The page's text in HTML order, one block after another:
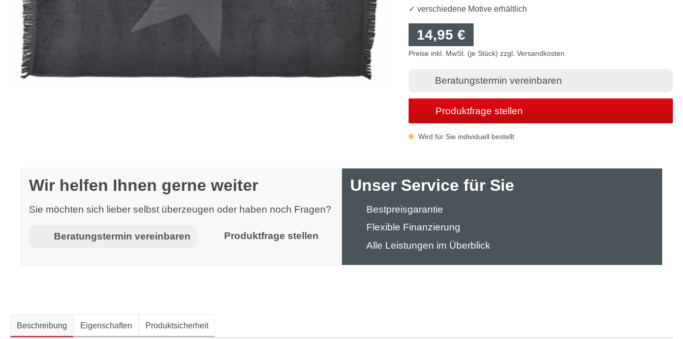
✓ verschiedene Motive erhältlich
14,95 €
Preise inkl. MwSt. (je Stück) zzgl. Versandkosten
Beratungstermin vereinbaren
Produktfrage stellen
Wird für Sie individuell bestellt
Unser Service für Sie
Bestpreisgarantie
Flexible Finanzierung
Alle Leistungen im Überblick
Wir helfen Ihnen gerne weiter
Sie möchten sich lieber selbst überzeugen oder haben noch Fragen?
Beratungstermin vereinbaren Produktfrage stellen
Beschreibung Eigenschaften Produktsicherheit